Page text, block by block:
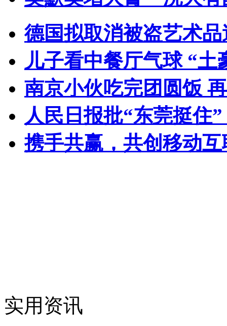
德国拟取消被盗艺术
儿子看中餐厅气球 “土
南京小伙吃完团圆饭
人民日报批“东莞挺住
携手共赢，共创移动
实用资讯